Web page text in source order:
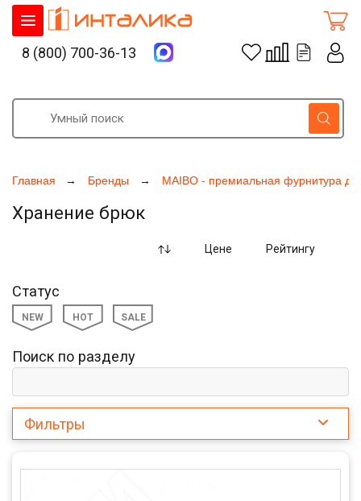
Главная Бренды MAIBO - премиальная фурнитура
Хранение брюк
Цене Рейтингу
Статус
NEW HOT SALE
Поиск по разделу
Фильтры
8 (800) 700-36-13